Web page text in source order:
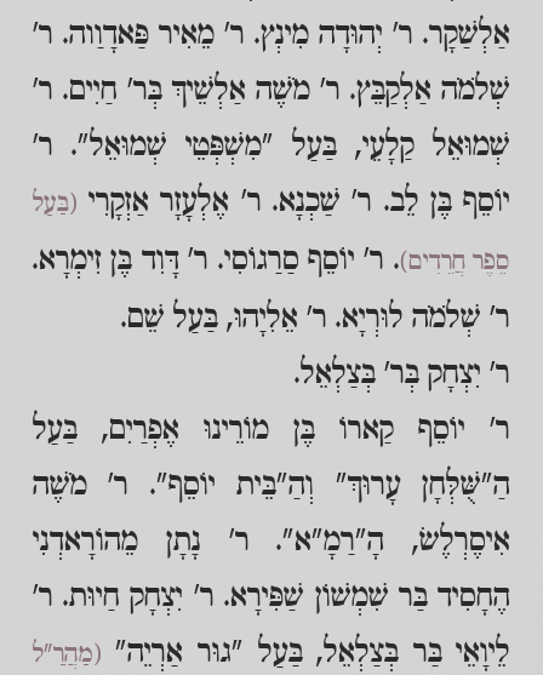
אַלְשַׁקָר. ר' יְהוּדָה מִינְץ. ר' מֵאִיר פַּאדָוַוה. ר'
שְׁלֹמֹה אַלְקַבֵּץ. ר' מֹשֶׁה אַלְשֵׁיךְ בְּר' חַיִים. ר'
שְׁמוּאֵל קַלָעֵי, בַּעַל "מִשְׁפְּטֵי שְׁמוּאֵל". ר'
יוֹסֵף בֶּן לֵב. ר' שַׁכְנָא. ר' אֶלְעָזָר אַזְקָרִי (בַּעַל
סֵפֶר חֲרֵדִים). ר' יוֹסֵף סַרַגוֹסִי. ר' דָּוִד בֶּן זִימְרָא.
ר' שְׁלֹמֹה לוּרְיָא. ר' אֵלִיָהוּ, בַּעַל שֵׁם.
ר' יִצְחָק בְּר' בְּצַלְאֵל.
ר' יוֹסֵף קַארוֹ בֶּן מוֹרֵינוּ אֶפְרַיִם, בַּעַל
הַ"שֻּׁלְּחָן עָרוּךְ" וְהַ"בֵּית יוֹסֵף". ר' מֹשֶׁה
אִיסֶרְלֶשׂ, הָ"רַמָ"א". ר' נָתָן מֵהוֹרָאדְנִי
הֶחָסִיד בַּר שִׁמְשׁוֹן שַׁפִּירָא. ר' יִצְחָק חַיוּת. ר'
לֵיוָאֵי בַּר בְּצַלְאֵל, בַּעַל "גוּר אַרְיֵה" (מַהֲרַ"ל